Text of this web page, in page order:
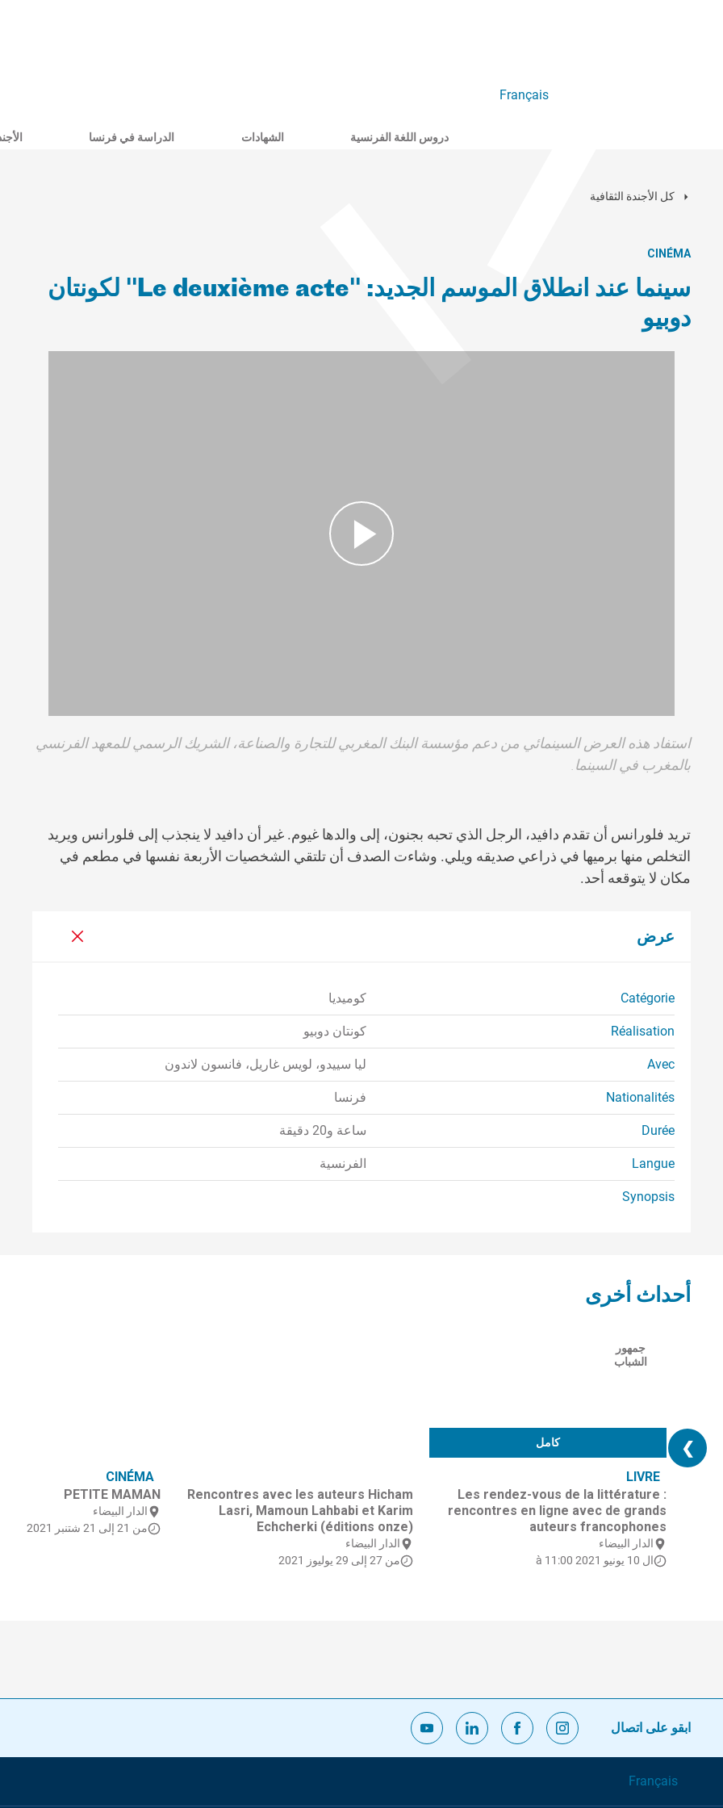
Français
دروس اللغة الفرنسية الشهادات الدراسة في فرنسا
كل الأجندة الثقافية
CINÉMA
سينما عند انطلاق الموسم الجديد: "Le deuxième acte" لكونتان
دوبيو
استفاد هذه العرض السينمائي من دعم مؤسسة البنك المغربي للتجارة والصناعة، الشريك الرسمي للمعهد الفرنسي
بالمغرب في السينما.
تريد فلورانس أن تقدم دافيد، الرجل الذي تحبه بجنون، إلى والدها غيوم. غير أن دافيد لا ينجذب إلى فلورانس ويريد
التخلص منها برميها في ذراعي صديقه ويلي. وشاءت الصدف أن تلتقي الشخصيات الأربعة نفسها في مطعم في
مكان لا يتوقعه أحد.
عرض
Catégorie كوميديا
Réalisation كونتان دوبيو
Avec ليا سييدو، لويس غاريل، فانسون لاندون
Nationalités فرنسا
Durée ساعة و20 دقيقة
Langue الفرنسية
Synopsis
أحداث أخرى
CINÉMA
PETITE MAMAN
الدار البيضاء
من 21 إلى 21 شتنبر 2021
Rencontres avec les auteurs Hicham
Lasri, Mamoun Lahbabi et Karim
Echcherki (éditions onze)
الدار البيضاء
من 27 إلى 29 يوليوز 2021
كامل
جمهور
الشباب
LIVRE
Les rendez-vous de la littérature :
rencontres en ligne avec de grands
auteurs francophones
الدار البيضاء
ال 10 يونيو 2021 à 11:00
❯
ابقو على اتصال
Français